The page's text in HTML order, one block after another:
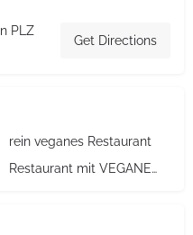
PLZ
Get Directions
rein veganes Restaurant
Restaurant mit VEGANEN Speisen